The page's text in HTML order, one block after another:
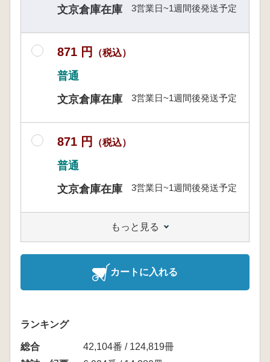
文京倉庫在庫 3営業日~1週間後発送予定
871 円 （税込）
普通
文京倉庫在庫
3営業日~1週間後発送予定
871 円 （税込）
普通
文京倉庫在庫
3営業日~1週間後発送予定
もっと見る
カートに入れる
ランキング
総合
42,104番 / 124,819冊